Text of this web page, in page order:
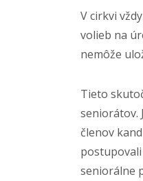
V cirkvi
volieb na
nemôže
Tieto
seniorátov.
členov
seniorálne